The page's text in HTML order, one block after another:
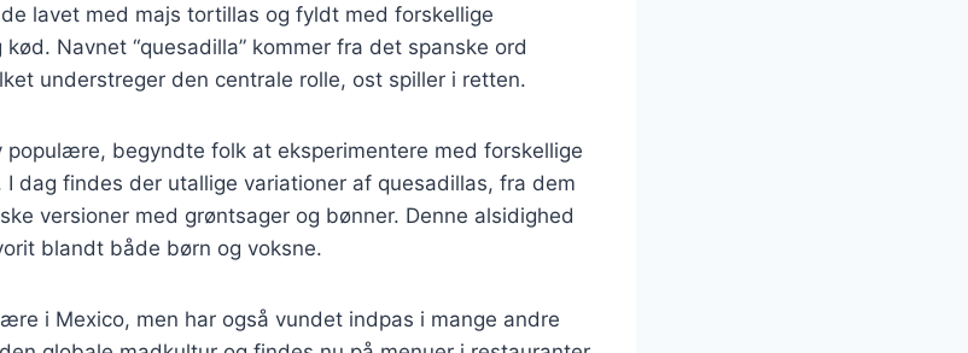
lavet med majs tortillas og fyldt med forskellige
Navnet “quesadilla” kommer fra det spanske ord
understreger den centrale rolle, ost spiller i retten.
begyndte folk at eksperimentere med forskellige
dag findes der utallige variationer af quesadillas, fra dem
versioner med grøntsager og bønner. Denne alsidighed
blandt både børn og voksne.
i Mexico, men har også vundet indpas i mange andre